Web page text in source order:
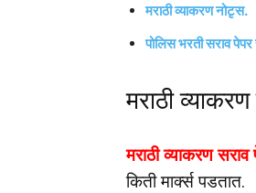
मराठी व्याकरण नोटृस.
पोलिस भरती सराव पेपर
मराठी
मराठी व्याकरण सराव
किती मार्क्स पडतात.